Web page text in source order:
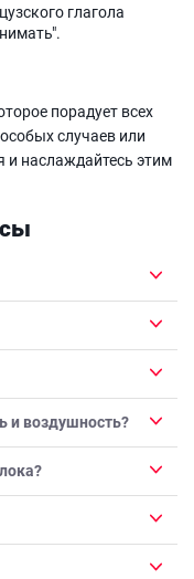
глагола
порадует всех
случаев или
и наслаждайтесь этим
и воздушность?